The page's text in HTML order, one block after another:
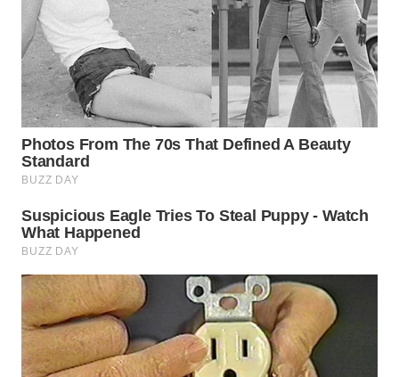
INDRAMAYU
WN
KUNINGAN
WN
MAJALENGKA
SUBANG
WN
SUKABUMI
WN
PURWAKARTA